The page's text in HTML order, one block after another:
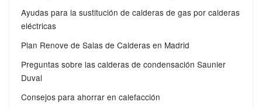
Ayudas para la sustitución de calderas de gas por calderas
eléctricas
Plan Renove de Salas de Calderas en Madrid
Preguntas sobre las calderas de condensación Saunier
Duval
Consejos para ahorrar en calefacción